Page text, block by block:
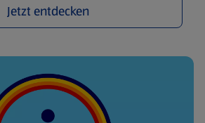
Jetzt entdecken